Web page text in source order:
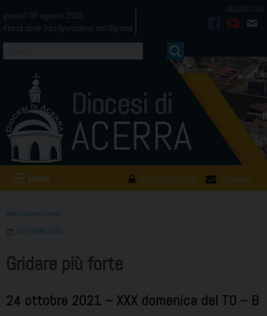
to
content
giovedì 06 agosto 2026
Festa della Trasfigurazione del Signore
AREA RISERVATA WEBMAIL
Menu
OMELIEDONALFONSO
23 OTTOBRE 2021
Gridare più forte
24 ottobre 2021 – XXX domenica del TO – B